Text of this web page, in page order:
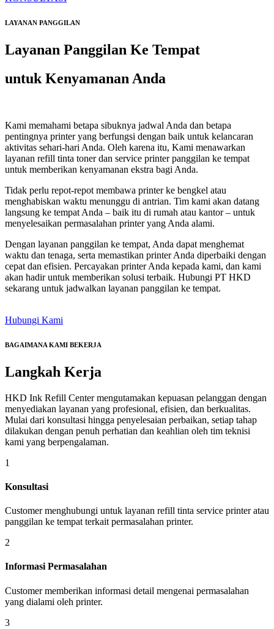
LAYANAN PANGGILAN
Layanan Panggilan Ke Tempat
untuk Kenyamanan Anda
Kami memahami betapa sibuknya jadwal Anda dan betapa
pentingnya printer yang berfungsi dengan baik untuk kelancaran
aktivitas sehari-hari Anda. Oleh karena itu, Kami menawarkan
layanan refill tinta toner dan service printer panggilan ke tempat
untuk memberikan kenyamanan ekstra bagi Anda.
Tidak perlu repot-repot membawa printer ke bengkel atau
menghabiskan waktu menunggu di antrian. Tim kami akan datang
langsung ke tempat Anda – baik itu di rumah atau kantor – untuk
menyelesaikan permasalahan printer yang Anda alami.
Dengan layanan panggilan ke tempat, Anda dapat menghemat
waktu dan tenaga, serta memastikan printer Anda diperbaiki dengan
cepat dan efisien. Percayakan printer Anda kepada kami, dan kami
akan hadir untuk memberikan solusi terbaik. Hubungi PT HKD
sekarang untuk jadwalkan layanan panggilan ke tempat.
Hubungi Kami
BAGAIMANA KAMI BEKERJA
Langkah Kerja
HKD Ink Refill Center mengutamakan kepuasan pelanggan dengan
menyediakan layanan yang profesional, efisien, dan berkualitas.
Mulai dari konsultasi hingga penyelesaian perbaikan, setiap tahap
dilakukan dengan penuh perhatian dan keahlian oleh tim teknisi
kami yang berpengalaman.
1
Konsultasi
Customer menghubungi untuk layanan refill tinta service printer atau
panggilan ke tempat terkait permasalahan printer.
2
Informasi Permasalahan
Customer memberikan informasi detail mengenai permasalahan
yang dialami oleh printer.
3